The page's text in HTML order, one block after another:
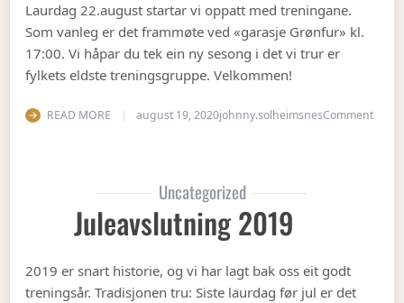
Laurdag 22.august startar vi oppatt med treningane.
Som vanleg er det frammøte ved «garasje Grønfur» kl.
17:00. Vi håpar du tek ein ny sesong i det vi trur er
fylkets eldste treningsgruppe. Velkommen!
READ MORE august 19, 2020johnny.solheimsnesCommenton
Uncategorized
Juleavslutning 2019
2019 er snart historie, og vi har lagt bak oss eit godt
treningsår. Tradisjonen tru: Siste laurdag før jul er det